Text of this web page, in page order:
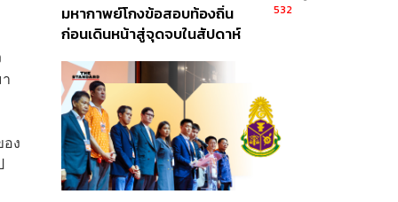
ง
มหากาพย์โกงข้อสอบท้องถิ่น
ก่อนเดินหน้าสู่จุดจบในสัปดาห์
532